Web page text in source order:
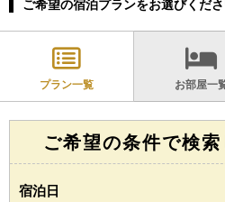
ご希望の宿泊プランをお選びくださ
プラン一覧 お部屋一
ご希望の条件で検索
宿泊日